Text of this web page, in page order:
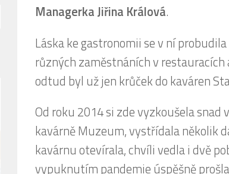
Managerka Jiřina Králová.
Láska ke gastronomii se v ní
různých zaměstnáních v
odtud byl už jen krůček do kaváren
Od roku 2014 si zde vyzkoušela snad
kavárně Muzeum, vystřídala několik
kavárnu otevírala, chvíli vedla i dvě
vypuknutím pandemie úspěšně